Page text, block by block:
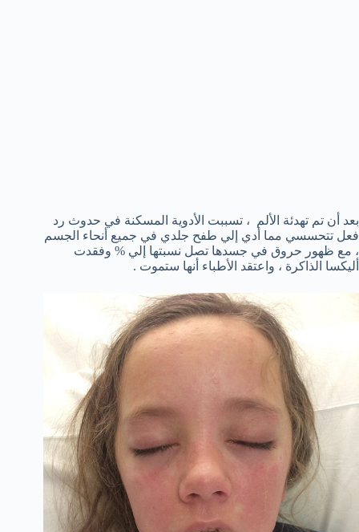
بعد أن تم تهدئة الألم ، تسببت الأدوية المسكنة في حدوث رد
فعل تتحسسي مما أدي إلي طفح جلدي في جميع أنحاء الجسم
، مع ظهور حروق في جسدها تصل نسبتها إلي % وفقدت
أليكسا الذاكرة ، واعتقد الأطباء أنها ستموت .